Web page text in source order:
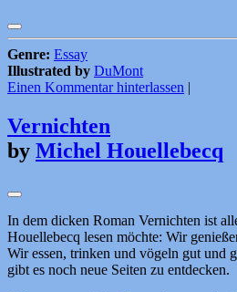
Genre: Essay
Illustrated by DuMont
Einen Kommentar hinterlassen
Vernichten
by Michel Houellebecq
In dem dicken Roman Vernichten ist
Houellebecq lesen möchte: Wir
Wir essen, trinken und vögeln gut und
gibt es noch neue Seiten zu entdecken.